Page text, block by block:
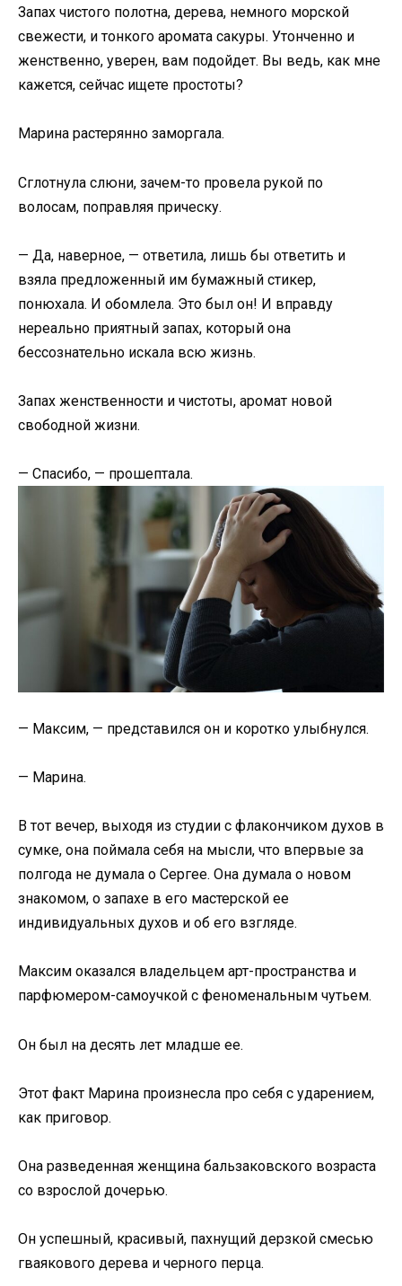
Запах чистого полотна, дерева, немного морской
свежести, и тонкого аромата сакуры. Утонченно и
женственно, уверен, вам подойдет. Вы ведь, как мне
кажется, сейчас ищете простоты?
Марина растерянно заморгала.
Сглотнула слюни, зачем-то провела рукой по
волосам, поправляя прическу.
— Да, наверное, — ответила, лишь бы ответить и
взяла предложенный им бумажный стикер,
понюхала. И обомлела. Это был он! И вправду
нереально приятный запах, который она
бессознательно искала всю жизнь.
Запах женственности и чистоты, аромат новой
свободной жизни.
— Спасибо, — прошептала.
— Максим, — представился он и коротко улыбнулся.
— Марина.
В тот вечер, выходя из студии с флакончиком духов в
сумке, она поймала себя на мысли, что впервые за
полгода не думала о Сергее. Она думала о новом
знакомом, о запахе в его мастерской ее
индивидуальных духов и об его взгляде.
Максим оказался владельцем арт-пространства и
парфюмером-самоучкой с феноменальным чутьем.
Он был на десять лет младше ее.
Этот факт Марина произнесла про себя с ударением,
как приговор.
Она разведенная женщина бальзаковского возраста
со взрослой дочерью.
Он успешный, красивый, пахнущий дерзкой смесью
гваякового дерева и черного перца.